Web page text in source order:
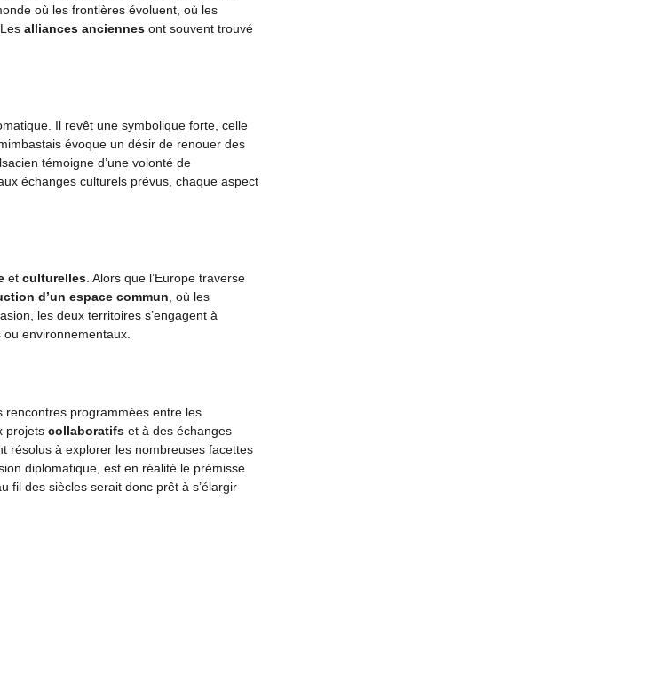
où les frontières évoluent, où les
alliances anciennes ont souvent trouvé
Il revêt une symbolique forte, celle
évoque un désir de renouer des
témoigne d’une volonté de
échanges culturels prévus, chaque aspect
et culturelles. Alors que l’Europe traverse
d’un espace commun, où les
les deux territoires s’engagent à
environnementaux.
rencontres programmées entre les
projets collaboratifs et à des échanges
résolus à explorer les nombreuses facettes
diplomatique, est en réalité le prémisse
fil des siècles serait donc prêt à s’élargir